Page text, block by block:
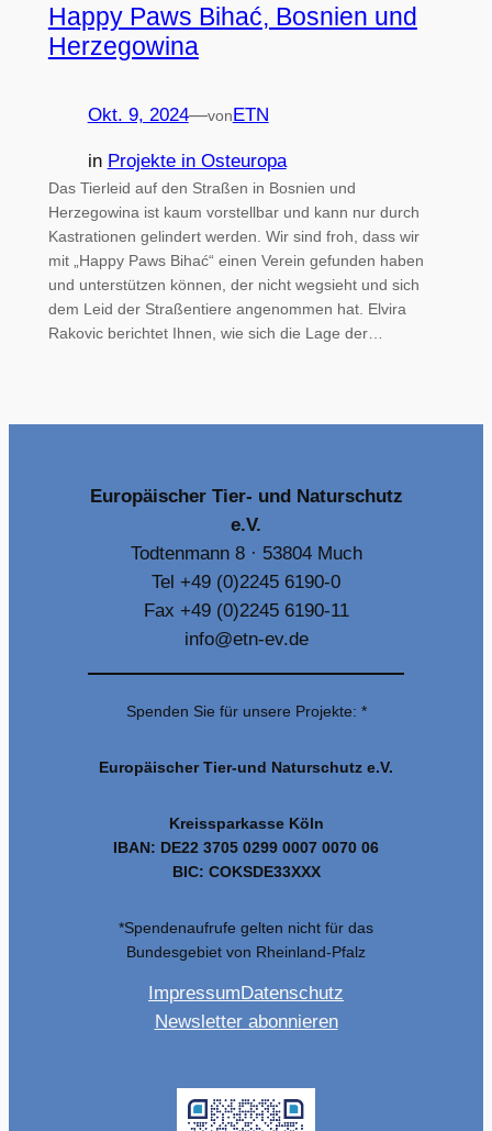
Happy Paws Bihać, Bosnien und
Herzegowina
Okt. 9, 2024—vonETN
in Projekte in Osteuropa
Das Tierleid auf den Straßen in Bosnien und
Herzegowina ist kaum vorstellbar und kann nur durch
Kastrationen gelindert werden. Wir sind froh, dass wir
mit „Happy Paws Bihać“ einen Verein gefunden haben
und unterstützen können, der nicht wegsieht und sich
dem Leid der Straßentiere angenommen hat. Elvira
Rakovic berichtet Ihnen, wie sich die Lage der…
Europäischer Tier- und Naturschutz
e.V.
Todtenmann 8 · 53804 Much
Tel +49 (0)2245 6190-0
Fax +49 (0)2245 6190-11
info@etn-ev.de
Spenden Sie für unsere Projekte: *
Europäischer Tier-und Naturschutz e.V.
Kreissparkasse Köln
IBAN: DE22 3705 0299 0007 0070 06
BIC: COKSDE33XXX
*Spendenaufrufe gelten nicht für das
Bundesgebiet von Rheinland-Pfalz
ImpressumDatenschutz
Newsletter abonnieren